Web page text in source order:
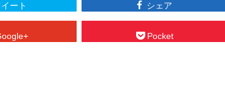
ート シェア
Pocket